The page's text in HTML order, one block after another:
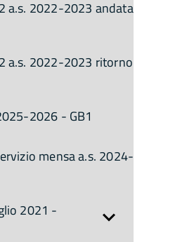
a.s. 2022-2023 andata
a.s. 2022-2023 ritorno
2026 - GB1
mensa a.s. 2024-
2021 -